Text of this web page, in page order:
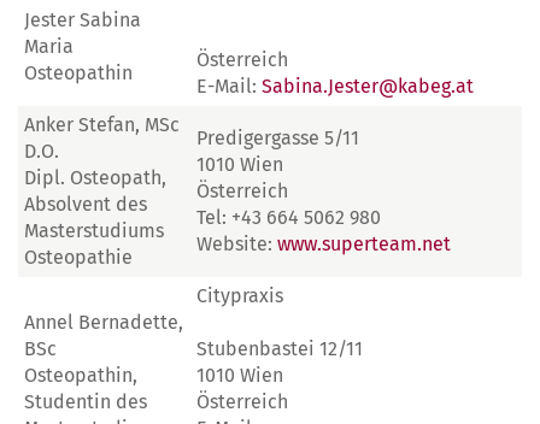
Jester Sabina
Maria
Osteopathin
Österreich
E-Mail: Sabina.Jester@kabeg.at
Anker Stefan, MSc
D.O.
Dipl. Osteopath,
Absolvent des
Masterstudiums
Osteopathie
Predigergasse 5/11
1010 Wien
Österreich
Tel: +43 664 5062 980
Website: www.superteam.net
Annel Bernadette,
BSc
Osteopathin,
Studentin des
Citypraxis
Stubenbastei 12/11
1010 Wien
Österreich